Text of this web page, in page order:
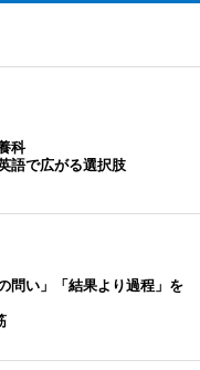
科
語で広がる選択肢
問い」「結果より過程」を